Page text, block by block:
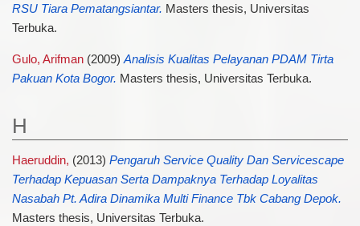
RSU Tiara Pematangsiantar. Masters thesis, Universitas
Terbuka.
Gulo, Arifman(2009) Analisis Kualitas Pelayanan PDAM Tirta
Pakuan Kota Bogor. Masters thesis, Universitas Terbuka.
H
Haeruddin, (2013) Pengaruh Service Quality Dan Servicescape
Terhadap Kepuasan Serta Dampaknya Terhadap Loyalitas
Nasabah Pt. Adira Dinamika Multi Finance Tbk Cabang Depok.
Masters thesis, Universitas Terbuka.